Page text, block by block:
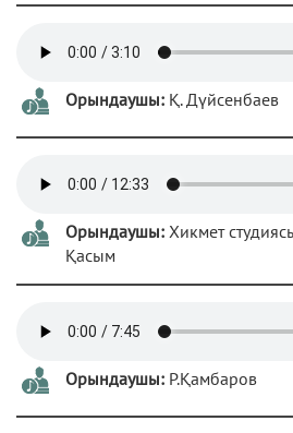
Орындаушы: Қ. Дүйсенбаев
Орындаушы: Хикмет
Қасым
Орындаушы: Р.Қамбаров